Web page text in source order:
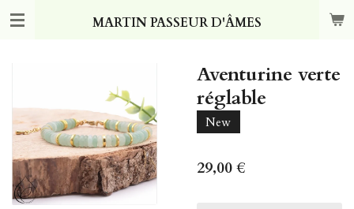
Passer
MARTIN PASSEUR D'ÂMES
Aventurine verte
réglable
New
29,00 €